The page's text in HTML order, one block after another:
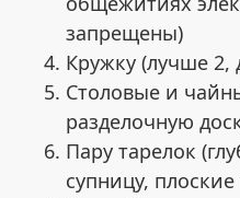
запрещены)
Кружку (лучше 2,
Столовые и
разделочную
Пару тарелок
супницу,